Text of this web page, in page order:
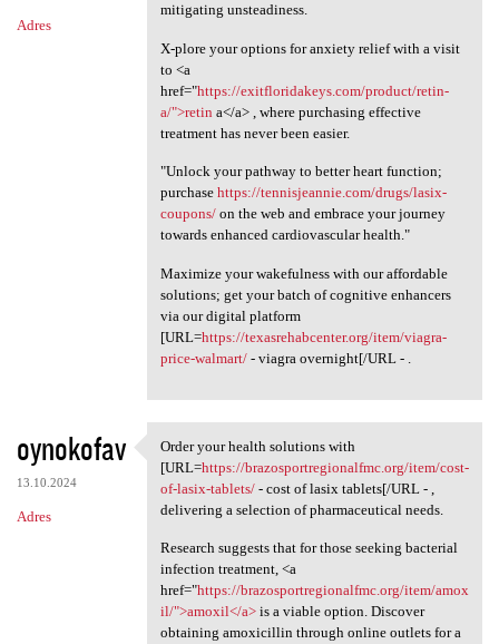
Adres
mitigating unsteadiness.
X-plore your options for anxiety relief with a visit
to <a
href="https://exitfloridakeys.com/product/retin-
a/">retin a</a> , where purchasing effective
treatment has never been easier.
"Unlock your pathway to better heart function;
purchase https://tennisjeannie.com/drugs/lasix-
coupons/on the web and embrace your journey
towards enhanced cardiovascular health."
Maximize your wakefulness with our affordable
solutions; get your batch of cognitive enhancers
via our digital platform
[URL=https://texasrehabcenter.org/item/viagra-
price-walmart/- viagra overnight[/URL - .
oynokofav
13.10.2024
Adres
Order your health solutions
Order your health solutions with
[URL=https://brazosportregionalfmc.org/item/cost-
of-lasix-tablets/- cost of lasix tablets[/URL - ,
delivering a selection of pharmaceutical needs.
Research suggests that for those seeking bacterial
infection treatment, <a
href="https://brazosportregionalfmc.org/item/amox
il/">amoxil</a>is a viable option. Discover
obtaining amoxicillin through online outlets for a